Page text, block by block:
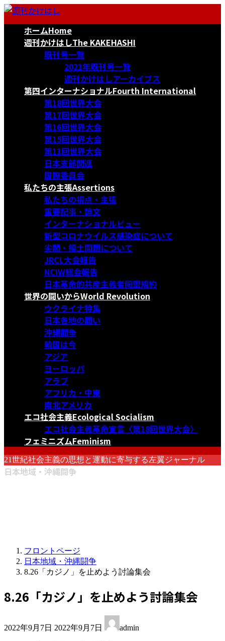
コ
ナ
ホームHome
週刊かけはしThe KAKEHASHI
既刊号一覧
2021年既刊号一覧
週刊かけはしアーカイブス
第四インターナショナルFourth International
第18回世界大会
第17回世界大会
第16回世界大会
第15回世界大会
第11回世界大会
日本支部関連
国際委員会
私たちの主張Assertions
私たちの視点・主張
重要記事・論文
インターナショナルビュー
新型コロナウイルス感染症について
尖閣・領土問題について
JRCL大会報告
NCIW総会報告
日本革命的共産主義者同盟規約
世界の闘いからWorld Revolution
ウクライナ特集
日本各地の闘い
沖縄闘争
韓国は今
アジア
ヨーロッパ
アラブ
アフリカ・中東
南北アメリカ
エコ社会主義Ecological Socialism
エコ社会主義革命宣言〈第18回世界大会〉
フェミニズムFeminism
21世紀社会主義の思想と運動に寄与する左翼ジャーナル
日本地域・沖縄闘争
フロントページ
日本地域・沖縄闘争
8.26「カジノ」を止めよう討論集会
8.26「カジノ」を止めよう討論集会
2022年9月7日 終
2022年9月7日 admin